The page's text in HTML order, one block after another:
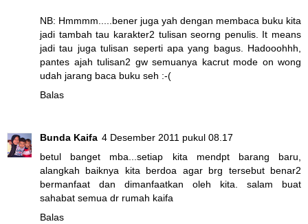
NB: Hmmmm.....bener juga yah dengan membaca buku kita
jadi tambah tau karakter2 tulisan seorng penulis. It means
jadi tau juga tulisan seperti apa yang bagus. Hadooohhh,
pantes ajah tulisan2 gw semuanya kacrut mode on wong
udah jarang baca buku seh :-(
Balas
Bunda Kaifa 4 Desember 2011 pukul 08.17
betul banget mba...setiap kita mendpt barang baru,
alangkah baiknya kita berdoa agar brg tersebut benar2
bermanfaat dan dimanfaatkan oleh kita. salam buat
sahabat semua dr rumah kaifa
Balas